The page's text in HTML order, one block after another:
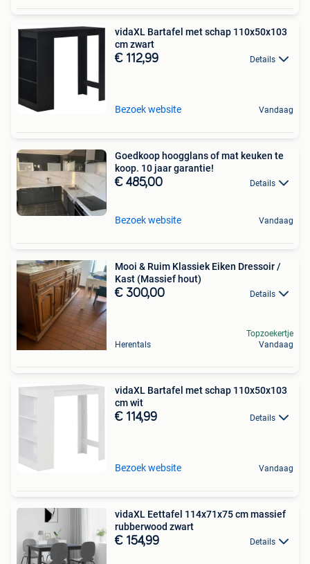
vidaXL Bartafel met schap 110x50x103
cm zwart
€ 112,99 Details
Bezoek website Vandaag
Goedkoop hoogglans of mat keuken te
koop. 10 jaar garantie!
€ 485,00 Details
Bezoek website Vandaag
Mooi & Ruim Klassiek Eiken Dressoir /
Kast (Massief hout)
€ 300,00 Details
Herentals
Topzoekertje
Vandaag
vidaXL Bartafel met schap 110x50x103
cm wit
€ 114,99 Details
Bezoek website Vandaag
vidaXL Eettafel 114x71x75 cm massief
rubberwood zwart
€ 154,99 Details